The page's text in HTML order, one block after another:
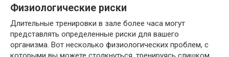
Физиологические риски
Длительные тренировки в зале более часа могут
представлять определенные риски для вашего
организма. Вот несколько физиологических проблем, с